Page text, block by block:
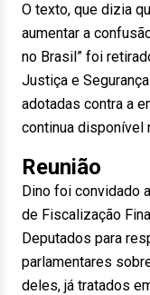
O texto, que dizia
aumentar a
no Brasil” foi
Justiça e
adotadas contra a
continua disponível
Reunião
Dino foi convidado
de Fiscalização
Deputados para
parlamentares
deles, já tratados